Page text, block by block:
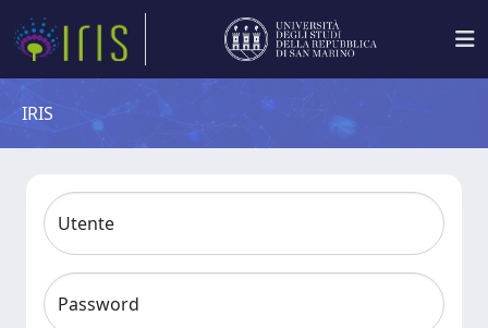
IRIS
Utente
Password